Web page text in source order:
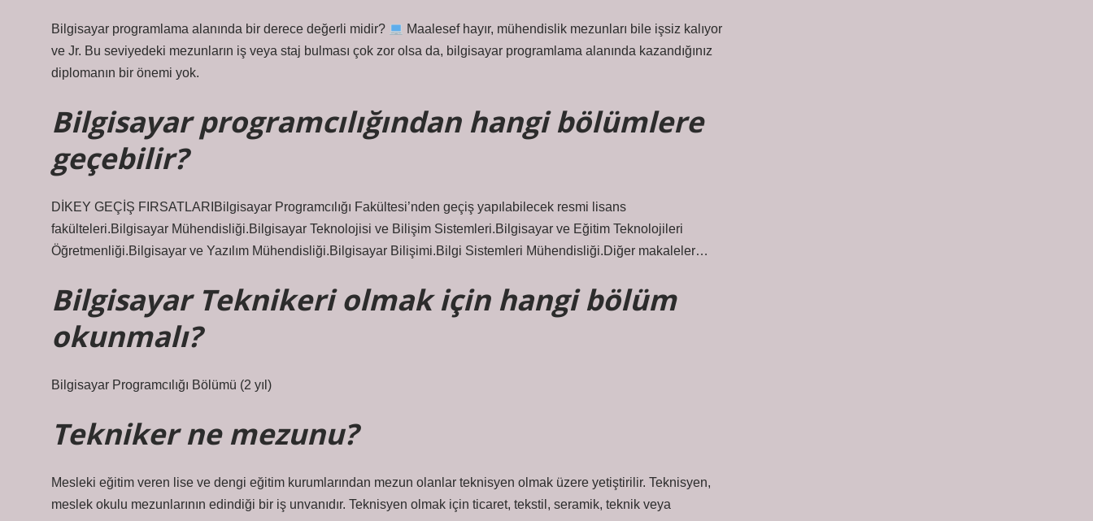
Bilgisayar programlama alanında bir derece değerli midir?
Maalesef hayır, mühendislik mezunları bile işsiz kalıyor
ve Jr. Bu seviyedeki mezunların iş veya staj bulması çok zor olsa da, bilgisayar programlama alanında kazandığınız
diplomanın bir önemi yok.
Bilgisayar programcılığından hangi bölümlere
geçebilir?
DİKEY GEÇİŞ FIRSATLARIBilgisayar Programcılığı Fakültesi’nden geçiş yapılabilecek resmi lisans
fakülteleri.Bilgisayar Mühendisliği.Bilgisayar Teknolojisi ve Bilişim Sistemleri.Bilgisayar ve Eğitim Teknolojileri
Öğretmenliği.Bilgisayar ve Yazılım Mühendisliği.Bilgisayar Bilişimi.Bilgi Sistemleri Mühendisliği.Diğer makaleler…
Bilgisayar Teknikeri olmak için hangi bölüm
okunmalı?
Bilgisayar Programcılığı Bölümü (2 yıl)
Tekniker ne mezunu?
Mesleki eğitim veren lise ve dengi eğitim kurumlarından mezun olanlar teknisyen olmak üzere yetiştirilir. Teknisyen,
meslek okulu mezunlarının edindiği bir iş unvanıdır. Teknisyen olmak için ticaret, tekstil, seramik, teknik veya